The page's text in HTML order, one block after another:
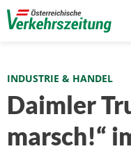
INDUSTRIE & HANDEL
Daimler
marsch!“